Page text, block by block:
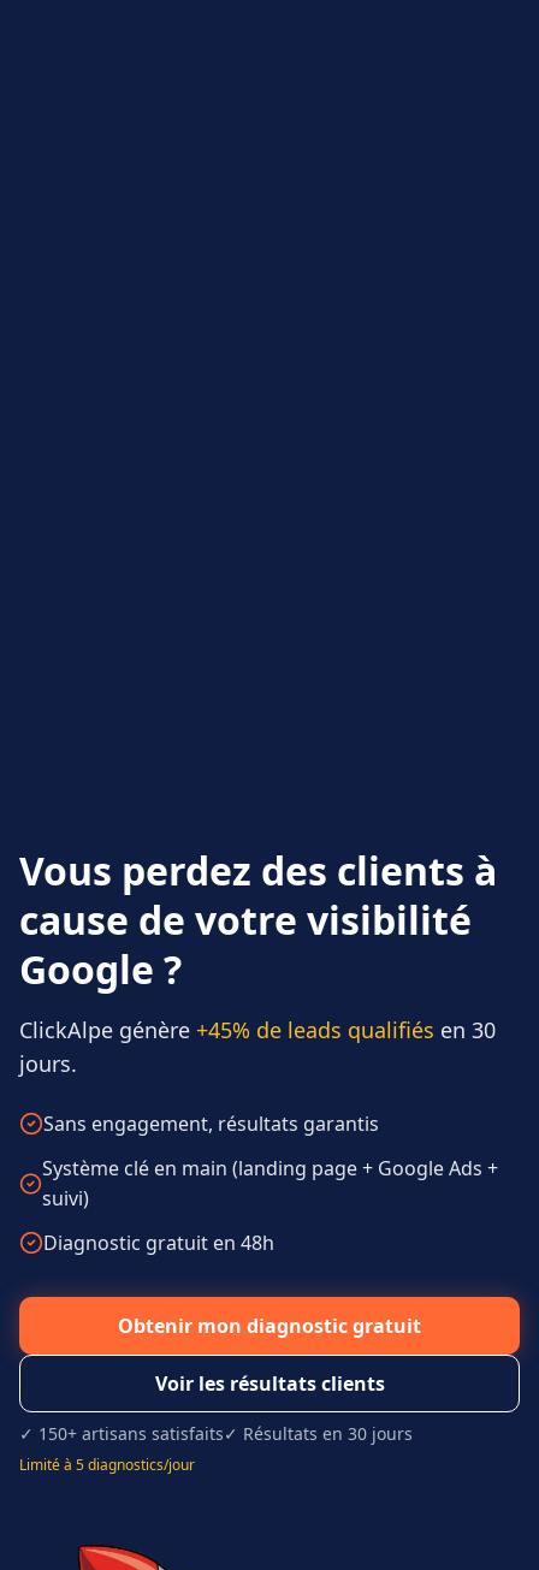
Vous perdez des clients à
cause de votre visibilité
Google ?
ClickAlpe génère +45% de leads qualifiés en 30
jours.
Sans engagement, résultats garantis
Système clé en main (landing page + Google Ads +
suivi)
Diagnostic gratuit en 48h
Obtenir mon diagnostic gratuit
Voir les résultats clients
✓ 150+ artisans satisfaits✓ Résultats en 30 jours
Limité à 5 diagnostics/jour